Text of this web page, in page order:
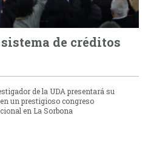
de créditos
de la UDA presentará su
un prestigioso congreso
en La Sorbona